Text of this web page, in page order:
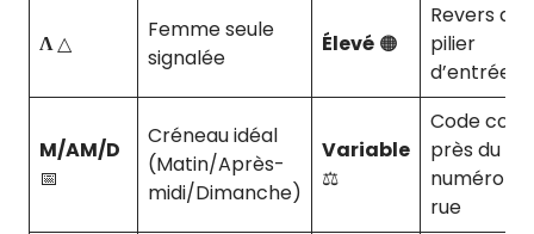
Λ△
Femme seule
signalée
Élevé 🟠
Revers du
pilier
d’entrée
M/AM/D
📅
Créneau idéal
(Matin/Après-
midi/Dimanche)
Variable
⚖️
Code
près du
numéro de
rue